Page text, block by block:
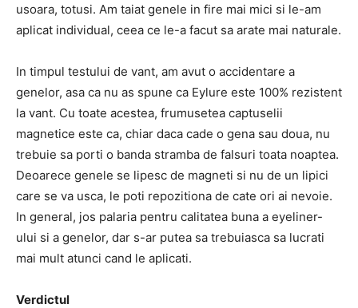
usoara, totusi. Am taiat genele in fire mai mici si le-am
aplicat individual, ceea ce le-a facut sa arate mai naturale.
In timpul testului de vant, am avut o accidentare a
genelor, asa ca nu as spune ca Eylure este 100% rezistent
la vant. Cu toate acestea, frumusetea captuselii
magnetice este ca, chiar daca cade o gena sau doua, nu
trebuie sa porti o banda stramba de falsuri toata noaptea.
Deoarece genele se lipesc de magneti si nu de un lipici
care se va usca, le poti repozitiona de cate ori ai nevoie.
In general, jos palaria pentru calitatea buna a eyeliner-
ului si a genelor, dar s-ar putea sa trebuiasca sa lucrati
mai mult atunci cand le aplicati.
Verdictul